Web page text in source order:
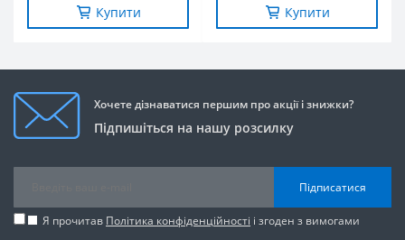
Купити Купити
Хочете дізнаватися першим про акції і знижки?
Підпишіться на нашу розсилку
Підписатися
Я прочитав Політика конфіденційності і згоден з вимогами